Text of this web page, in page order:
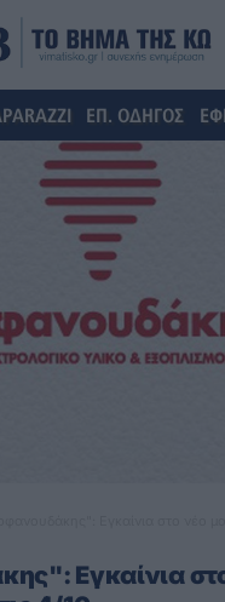
ΕΠ. ΟΔΗΓΟΣ
Εγκαίνια